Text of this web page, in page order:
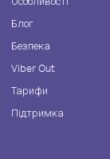
Блог
Безпека
Viber Out
Тарифи
Підтримка